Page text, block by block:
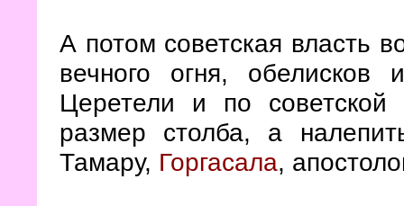
А потом советская власть
вечного огня,
Церетели и по
размер столба, а
Тамару, Горгасала,